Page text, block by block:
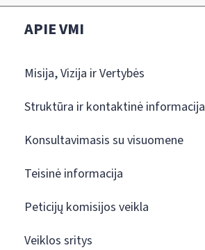
APIE VMI
Misija, Vizija ir Vertybės
Struktūra ir kontaktinė informacija
Konsultavimasis su visuomene
Teisinė informacija
Peticijų komisijos veikla
Veiklos sritys